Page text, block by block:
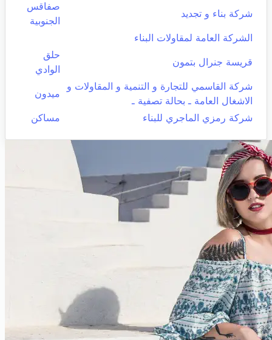
شركة بناء و تجديد
صفاقس
الجنوبية
الشركة العامة لمقاولات البناء
قريسة جنرال بتمون
حلق
الوادي
شركة القاسمي للتجارة و التنمية و المقاولات و
الاشغال العامة ـ بحالة تصفية ـ
ميدون
شركة رمزي الماجري للبناء مساكن